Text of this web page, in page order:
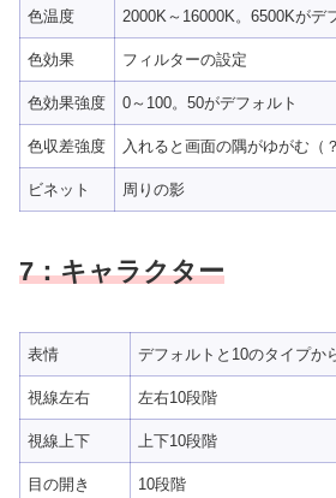
色温度 2000K～16000K。6500Kがデ
色効果 フィルターの設定
色効果強度 0～100。50がデフォルト
色収差強度 入れると画面の隅がゆがむ（？
ビネット 周りの影
7：キャラクター
表情 デフォルトと10のタイプか
視線左右 左右10段階
視線上下 上下10段階
目の開き 10段階